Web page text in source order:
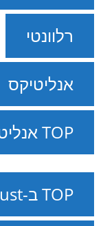
רלוונטי
אנליטיקס
TOP אנליטיקס ב-08.08.2026
TOP ב-August